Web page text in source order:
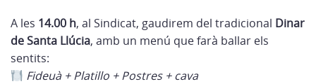
A les 14.00 h, al Sindicat, gaudirem del tradicional Dinar
de Santa Llúcia, amb un menú que farà ballar els
sentits:
Fideuà + Platillo + Postres + cava